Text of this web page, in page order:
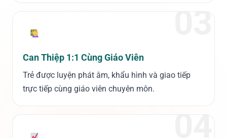
Can Thiệp 1:1 Cùng Giáo Viên
Trẻ được luyện phát âm, khẩu hình và giao tiếp
trực tiếp cùng giáo viên chuyên môn.